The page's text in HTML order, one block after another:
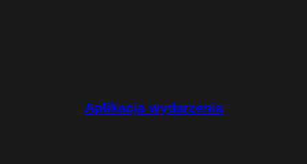
Aplikacja wydarzenia